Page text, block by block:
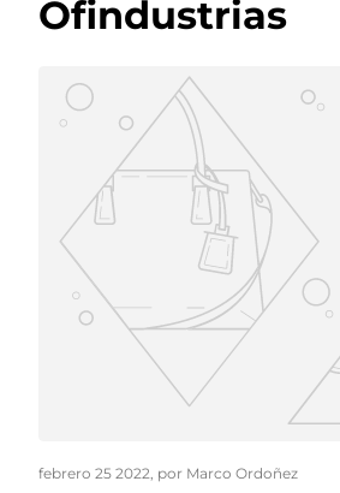
Ofindustrias
febrero 25 2022 , por Marco Ordoñez